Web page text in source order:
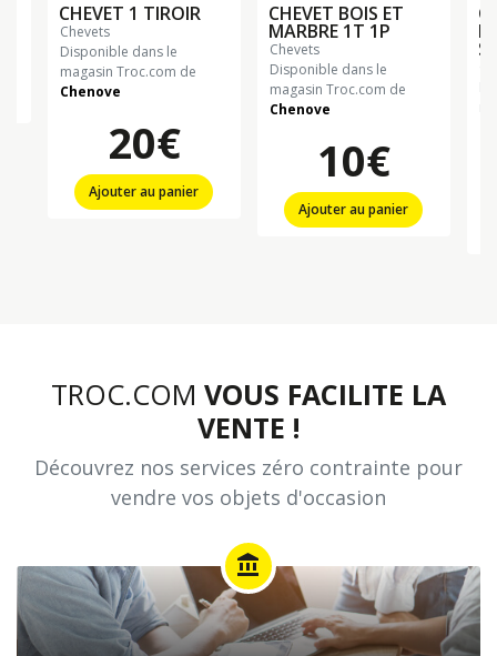
CHEVET 1 TIROIR
chevets
Disponible dans le
magasin Troc.com de
Chenove
20€
Ajouter au panier
CHEVET BOIS ET
MARBRE 1T 1P
chevets
Disponible dans le
magasin Troc.com de
Chenove
10€
Ajouter au panier
TROC.COM VOUS FACILITE LA
VENTE !
Découvrez nos services zéro contrainte pour
vendre vos objets d'occasion
account_balance